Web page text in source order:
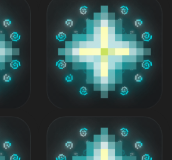
3 199 ₽
100 Крон
100 ₽